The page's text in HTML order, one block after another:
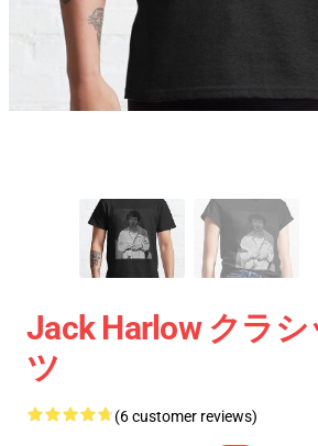
Jack Harlow クラ
ツ
(6 customer reviews)